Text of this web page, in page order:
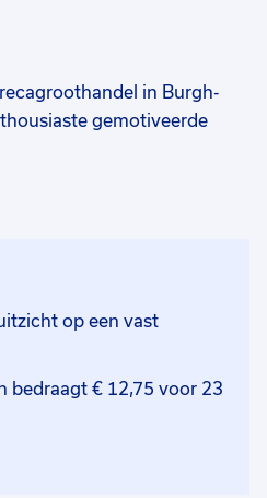
in Burgh-
gemotiveerde
betreft een klein team, ze
op een vast
bedraagt € 12,75 voor 23